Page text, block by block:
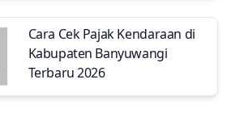
Cara Cek Pajak Kendaraan di
Kabupaten Banyuwangi
Terbaru 2026